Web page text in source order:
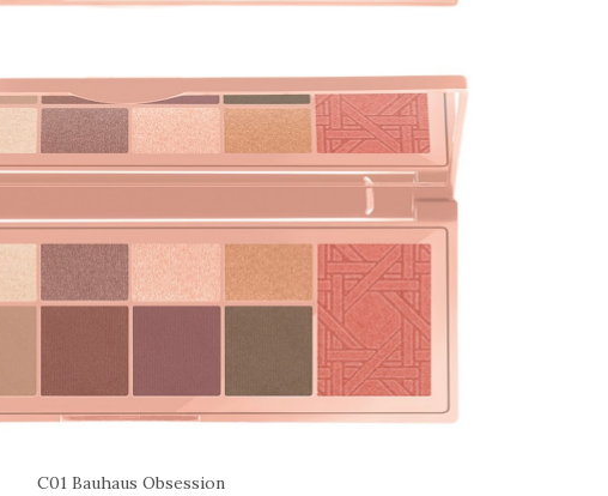
C01 Bauhaus Obsession